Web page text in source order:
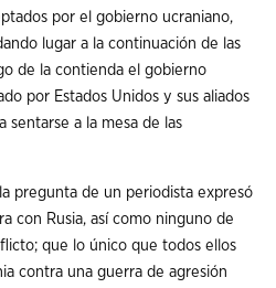
por el gobierno ucraniano,
lugar a la continuación de las
de la contienda el gobierno
por Estados Unidos y sus aliados
sentarse a la mesa de las
pregunta de un periodista expresó
con Rusia, así como ninguno de
que lo único que todos ellos
contra una guerra de agresión